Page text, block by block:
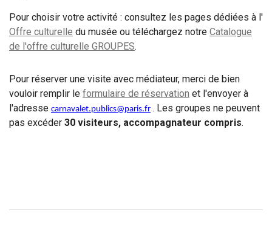
Pour choisir votre activité : consultez les pages dédiées à l'
Offre culturelle du musée ou téléchargez notre Catalogue
de l'offre culturelle GROUPES.
Pour réserver une visite avec médiateur, merci de bien
vouloir remplir le formulaire de réservation et l'envoyer à
l'adresse carnavalet.publics@paris.fr . Les groupes ne peuvent
pas excéder 30 visiteurs, accompagnateur compris.